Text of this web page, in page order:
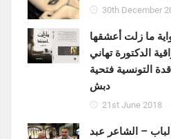
30th December
ما زلت أعشقها
الدكتورة تهاني
التونسية فتحية
دبش
21st June 2018
– الشاعر عبد